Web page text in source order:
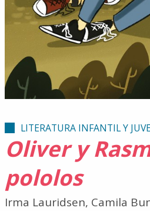
LITERATURA INFANTIL Y
Oliver y
pololos
Irma Lauridsen, Camila